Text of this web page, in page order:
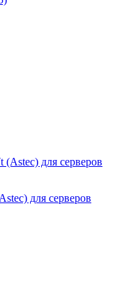
для серверов